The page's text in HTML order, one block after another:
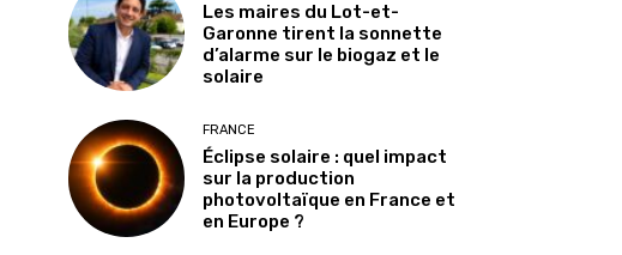
Les maires du Lot-et-
Garonne tirent la sonnette
d’alarme sur le biogaz et le
solaire
FRANCE
Éclipse solaire : quel impact
sur la production
photovoltaïque en France et
en Europe ?